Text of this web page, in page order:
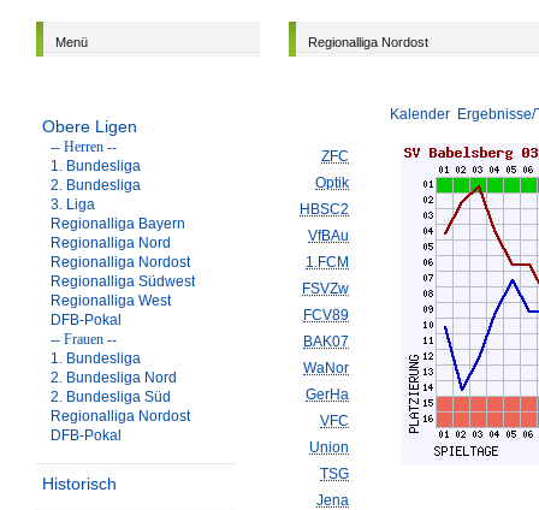
Menü
Obere Ligen
-- Herren --
1. Bundesliga
2. Bundesliga
3. Liga
Regionalliga Bayern
Regionalliga Nord
Regionalliga Nordost
Regionalliga Südwest
Regionalliga West
DFB-Pokal
-- Frauen --
1. Bundesliga
2. Bundesliga Nord
2. Bundesliga Süd
Regionalliga Nordost
DFB-Pokal
Historisch
Regionalliga Nordost
Kalender
ZFC
Optik
HBSC2
VfBAu
1.FCM
FSVZw
FCV89
BAK07
WaNor
GerHa
VFC
Union
TSG
Jena